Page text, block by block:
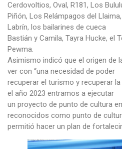
Cerdovoltios, Oval, R181, Los
Piñón, Los Relámpagos del
Labrín, los bailarines de cueca
Bastián y Camila, Tayra Hucke, el
Pewma.
Asimismo indicó que el origen de
ver con “una necesidad de poder
recuperar el turismo y recuperar
el año 2023 entramos a ejecutar
un proyecto de punto de cultura
reconocidos como punto de
permitió hacer un plan de